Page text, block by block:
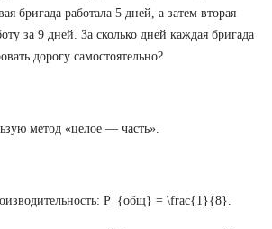
бригада работала 5 дней, а затем вторая
за 9 дней. За сколько дней каждая бригада
дорогу самостоятельно?
метод «целое — часть».
P_{общ} = \frac{1}{8}.